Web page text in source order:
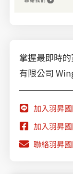
掌握最即時
有限公司
加入羽昇
加入羽昇
聯絡羽昇